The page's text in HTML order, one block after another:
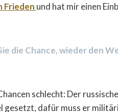
Frieden und hat mir einen
die Chance, wieder den
schlecht: Der
dafür muss er